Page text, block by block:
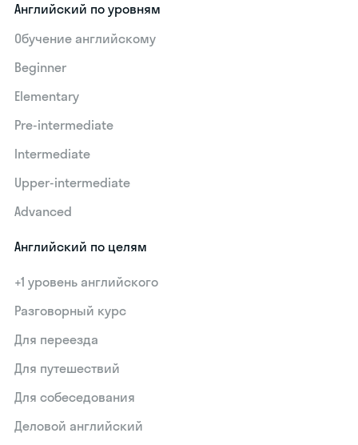
Английский по уровням
Обучение английскому
Beginner
Elementary
Pre-intermediate
Intermediate
Upper-intermediate
Advanced
Английский по целям
+1 уровень английского
Разговорный курс
Для переезда
Для путешествий
Для собеседования
Деловой английский